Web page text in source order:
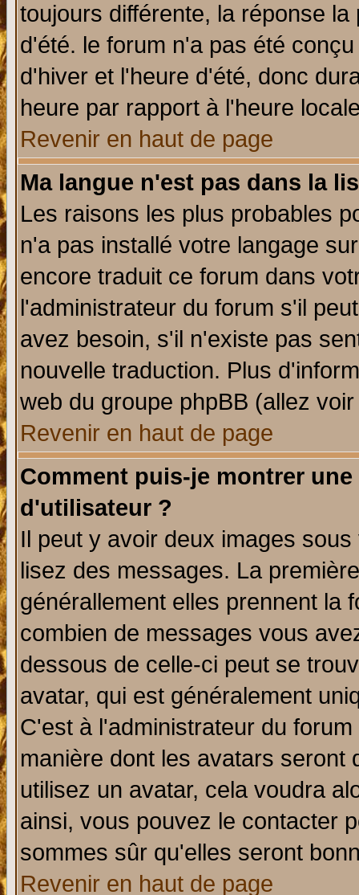
toujours différente, la réponse
d'été. le forum n'a pas été
d'hiver et l'heure d'été, donc
heure par rapport à l'heure
Revenir en haut de page
Ma langue n'est pas dans la
Les raisons les plus probables
n'a pas installé votre langage
encore traduit ce forum dans
l'administrateur du forum s'il
avez besoin, s'il n'existe pas
nouvelle traduction. Plus
web du groupe phpBB (allez
Revenir en haut de page
Comment puis-je montrer
d'utilisateur ?
Il peut y avoir deux images
lisez des messages. La
générallement elles prennent la
combien de messages vous
dessous de celle-ci peut se
avatar, qui est généralement
C'est à l'administrateur du
manière dont les avatars seront
utilisez un avatar, cela voudra
ainsi, vous pouvez le contacter
sommes sûr qu'elles seront
Revenir en haut de page